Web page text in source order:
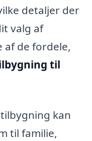
detaljer der
valg af
af de fordele,
til
kan
til familie,